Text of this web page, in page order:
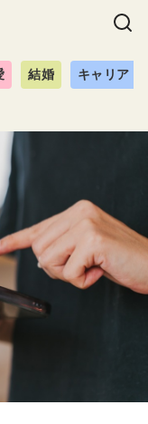
結婚 キャリア